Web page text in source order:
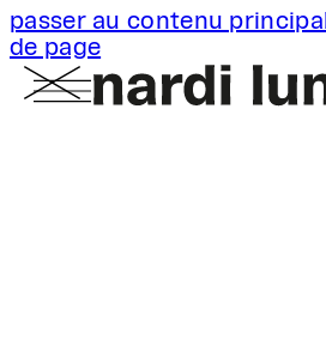
passer au contenu principal
de page